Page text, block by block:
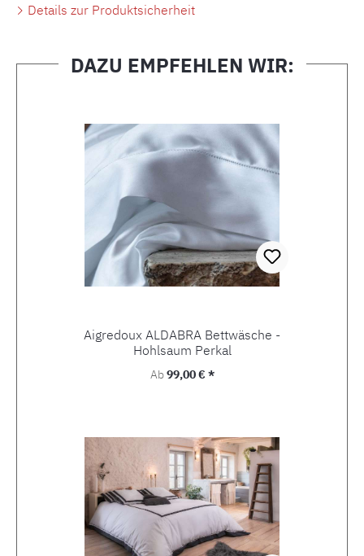
Details zur Produktsicherheit
DAZU EMPFEHLEN WIR:
Aigredoux ALDABRA Bettwäsche -
Hohlsaum Perkal
Regulärer Preis:
Ab99,00 € *